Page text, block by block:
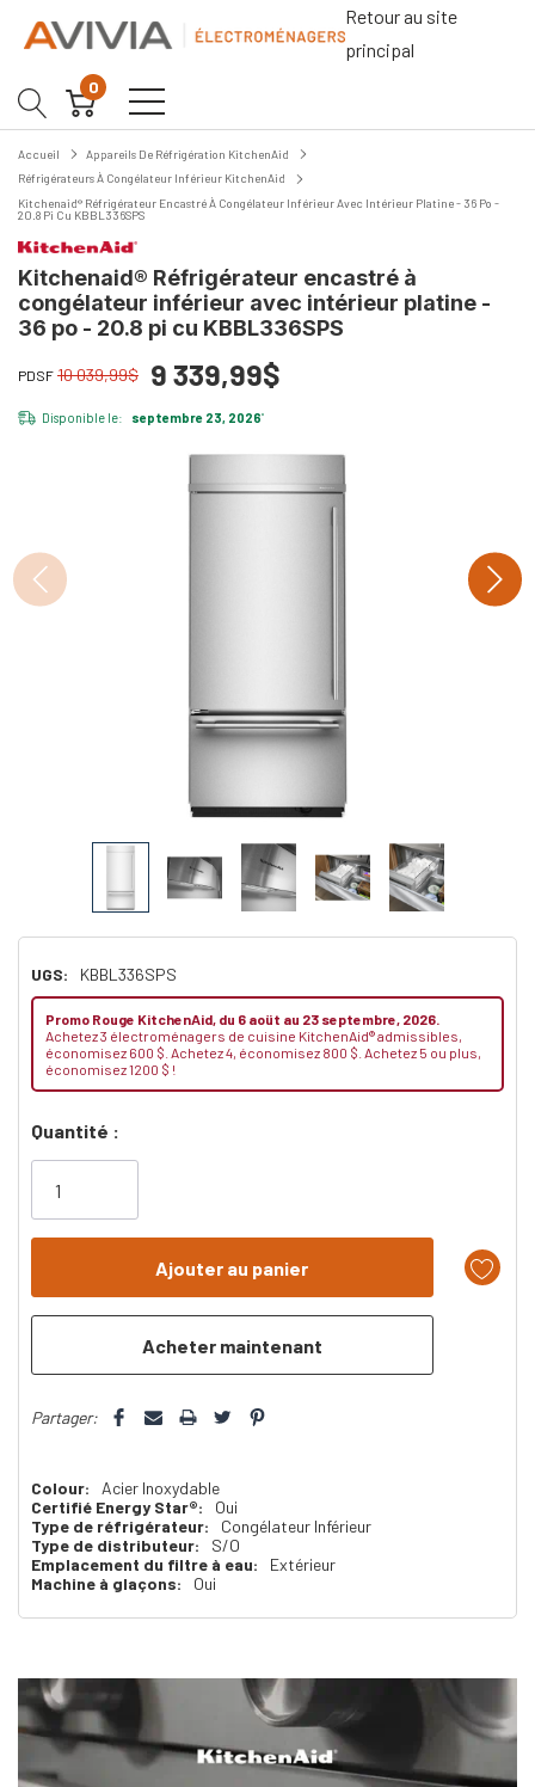
Retour au site
principal
0
Accueil
Appareils De Réfrigération KitchenAid
Réfrigérateurs À Congélateur Inférieur KitchenAid
Kitchenaid® Réfrigérateur Encastré À Congélateur Inférieur Avec Intérieur Platine - 36 Po -
20.8 Pi Cu KBBL336SPS
Kitchenaid® Réfrigérateur encastré à
congélateur inférieur avec intérieur platine -
36 po - 20.8 pi cu KBBL336SPS
PDSF 10 039,99$ 9 339,99$
Disponible le: septembre 23, 2026*
UGS: KBBL336SPS
Promo Rouge KitchenAid, du 6 aoüt au 23 septembre, 2026.
Achetez 3 électroménagers de cuisine KitchenAid® admissibles,
économisez 600 $. Achetez 4, économisez 800 $. Achetez 5 ou plus,
économisez 1200 $ !
Dépêchez-
vous!
plus
Quantité :
Partager:
Colour:
Acier Inoxydable
Certifié Energy Star®:
Oui
Type de réfrigérateur:
Congélateur Inférieur
Type de distributeur:
S/O
Emplacement du filtre à eau:
Extérieur
Machine à glaçons:
Oui